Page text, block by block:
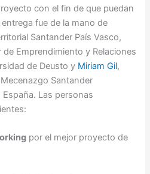
con el fin de que puedan
fue de la mano de
Santander País Vasco,
de Emprendimiento y Relaciones
de Deusto y Miriam Gil,
Santander
Las personas
por el mejor proyecto de